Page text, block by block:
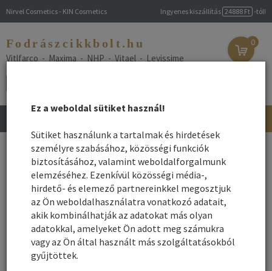
Nirvel Cosmetics - KIN Cosmetics Ingyenes kiszállítás 24888 Ft -tól!
Fodrászcikkbolt.hu
Vitlfarco - Maxima - NHP - Vitael - Levissime
0
navigation
Főoldal/Webshop/Arcápolás - Testápolás/ Eszközök-
Kozmetika-Pedikűr-Manikűr
Eszközök-Kozmetika-Pedikűr-Manikűr
Arc-Szem-Test-köröm ápolás kellékek
Ez a weboldal sütiket használ!
Sütiket használunk a tartalmak és hirdetések
személyre szabásához, közösségi funkciók
biztosításához, valamint weboldalforgalmunk
elemzéséhez. Ezenkívül közösségi média-,
hirdető- és elemező partnereinkkel megosztjuk
az Ön weboldalhasználatra vonatkozó adatait,
akik kombinálhatják az adatokat más olyan
adatokkal, amelyeket Ön adott meg számukra
vagy az Ön által használt más szolgáltatásokból
gyűjtöttek.